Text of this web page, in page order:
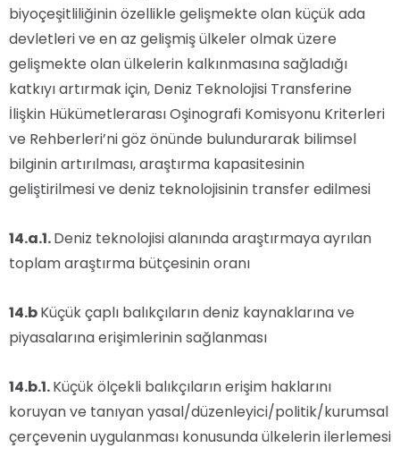
biyoçeşitliliğinin özellikle gelişmekte olan küçük ada
devletleri ve en az gelişmiş ülkeler olmak üzere
gelişmekte olan ülkelerin kalkınmasına sağladığı
katkıyı artırmak için, Deniz Teknolojisi Transferine
İlişkin Hükümetlerarası Oşinografi Komisyonu Kriterleri
ve Rehberleri’ni göz önünde bulundurarak bilimsel
bilginin artırılması, araştırma kapasitesinin
geliştirilmesi ve deniz teknolojisinin transfer edilmesi
14.a.1.Deniz teknolojisi alanında araştırmaya ayrılan
toplam araştırma bütçesinin oranı
14.bKüçük çaplı balıkçıların deniz kaynaklarına ve
piyasalarına erişimlerinin sağlanması
14.b.1.Küçük ölçekli balıkçıların erişim haklarını
koruyan ve tanıyan yasal/düzenleyici/politik/kurumsal
çerçevenin uygulanması konusunda ülkelerin ilerlemesi